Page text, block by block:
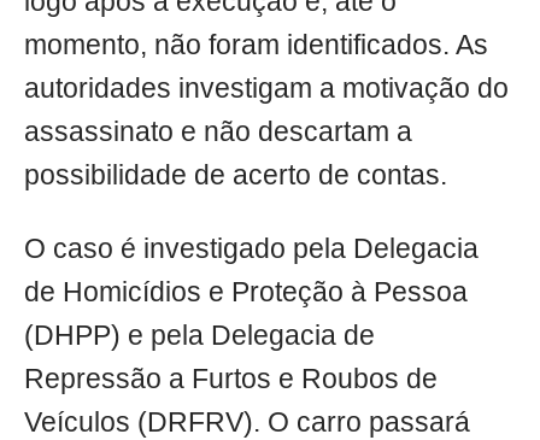
momento, não foram identificados. As
autoridades investigam a motivação do
assassinato e não descartam a
possibilidade de acerto de contas.
O caso é investigado pela Delegacia
de Homicídios e Proteção à Pessoa
(DHPP) e pela Delegacia de
Repressão a Furtos e Roubos de
Veículos (DRFRV). O carro passará